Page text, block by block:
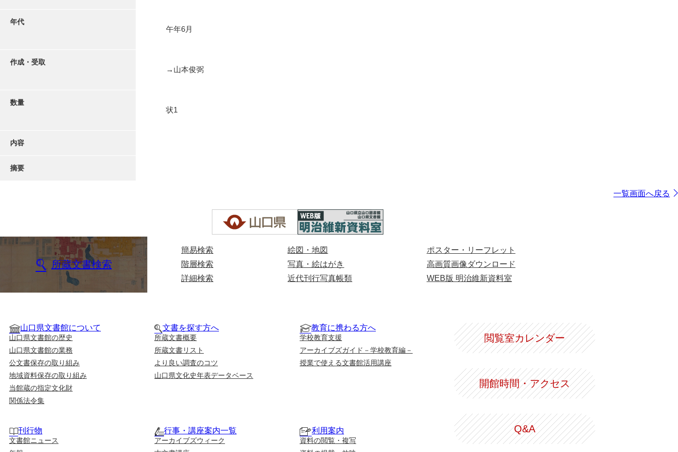
年代
午年6月
作成・受取
→山本俊弼
数量
状1
内容
摘要
一覧画面へ戻る
所蔵文書検索
簡易検索
階層検索
詳細検索
絵図・地図
写真・絵はがき
近代刊行写真帳類
ポスター・リーフレット
高画質画像ダウンロード
WEB版 明治維新資料室
山口県文書館について
山口県文書館の歴史
山口県文書館の業務
公文書保存の取り組み
地域資料保存の取り組み
当館蔵の指定文化財
関係法令集
文書を探す方へ
所蔵文書概要
所蔵文書リスト
より良い調査のコツ
山口県文化史年表データベース
教育に携わる方へ
学校教育支援
アーカイブズガイド－学校教育編－
授業で使える文書館活用講座
刊行物
文書館ニュース
行事・講座案内一覧
アーカイブズウィーク
利用案内
資料の閲覧・複写
閲覧室カレンダー
開館時間・アクセス
Q&A